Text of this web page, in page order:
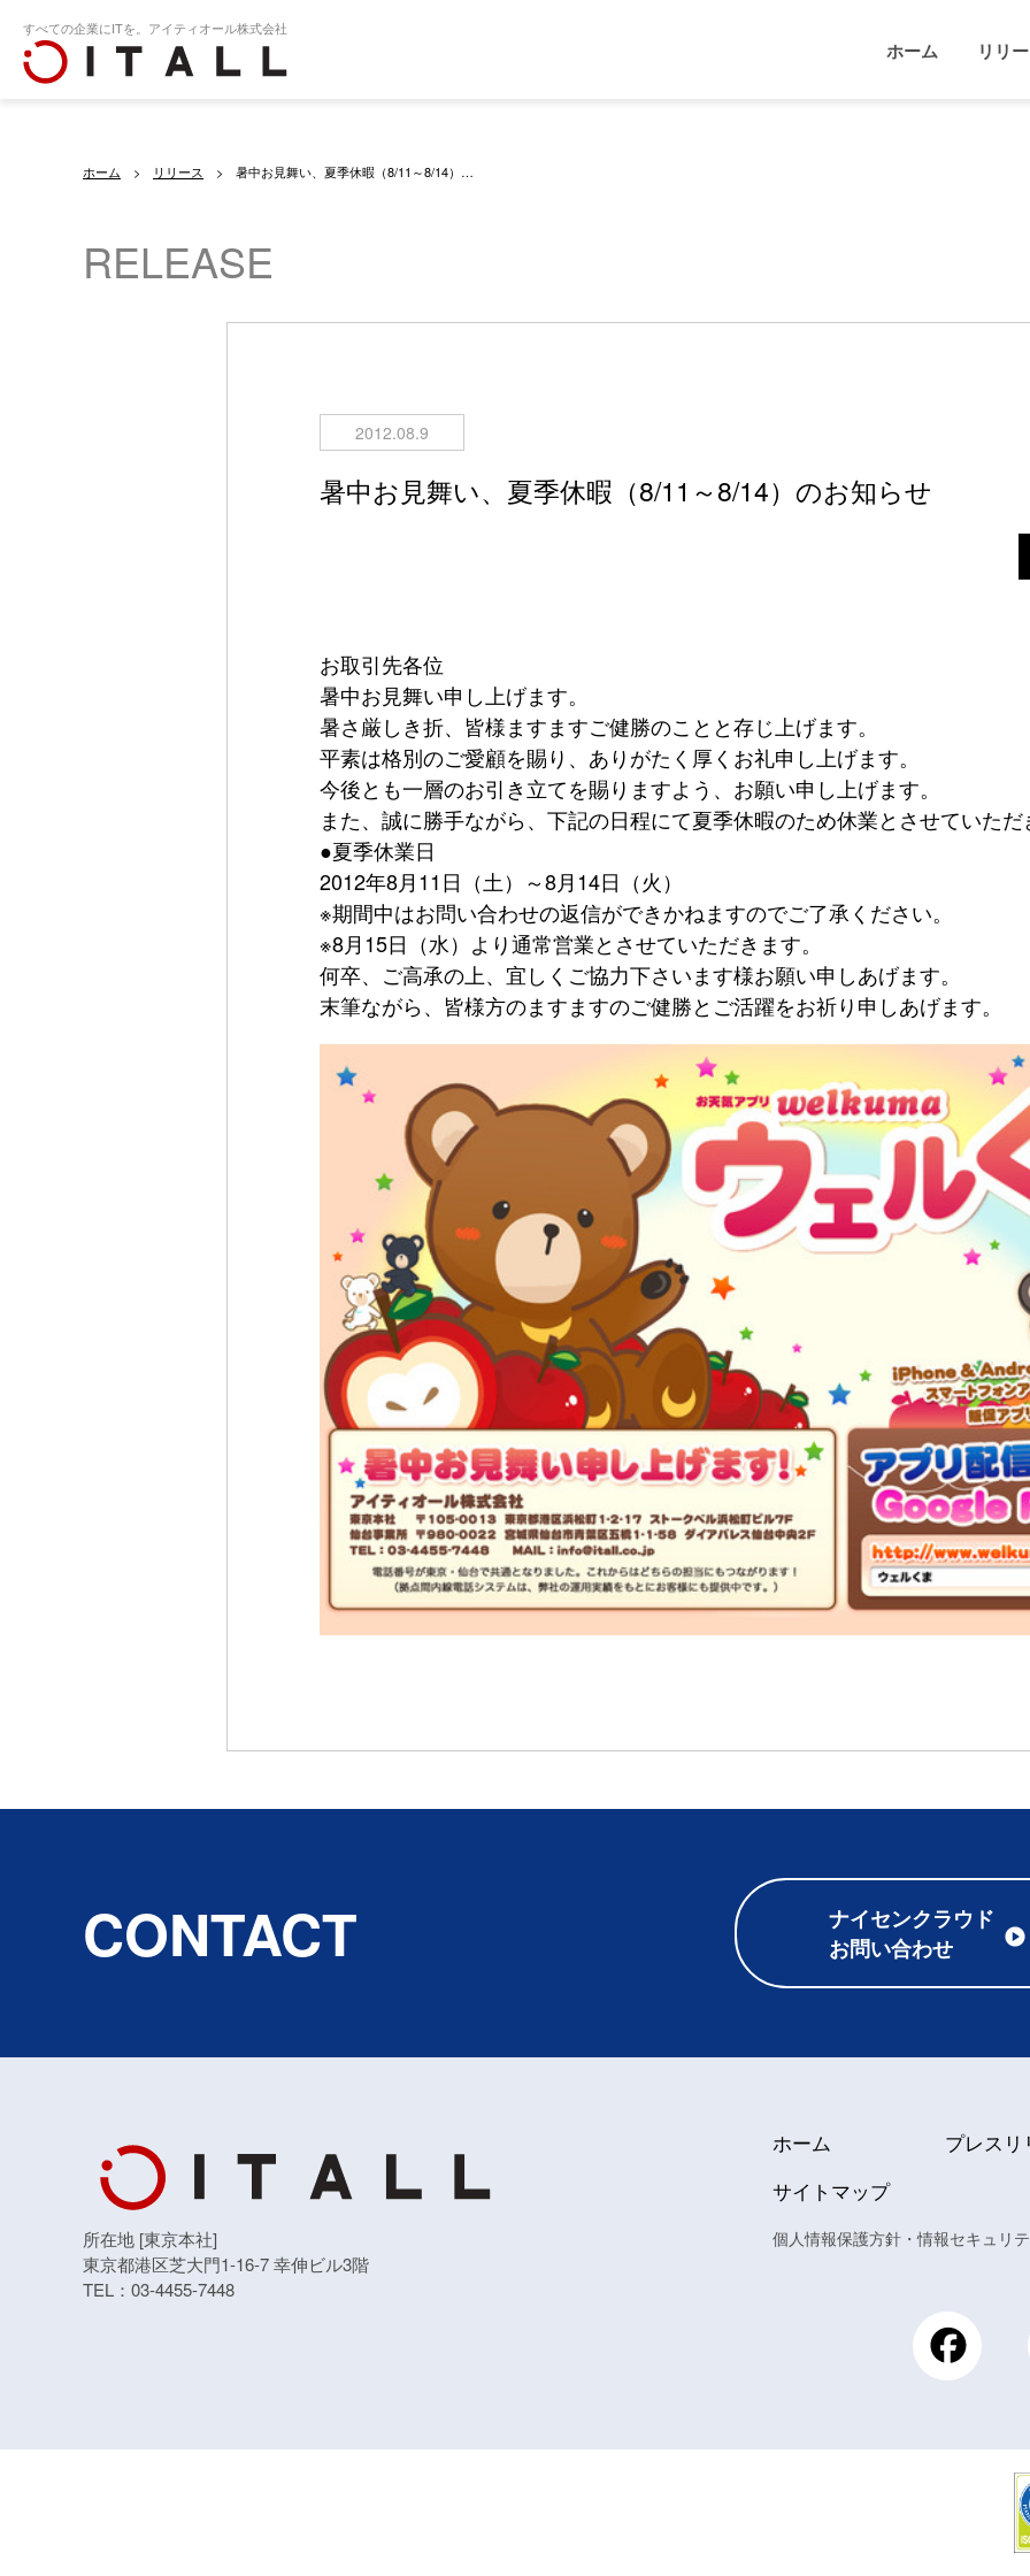
すべての企業にITを。アイティオール株式会社
ホーム リリ
ホーム リリース 暑中お見舞い、夏季休暇（8/11～8/14）…
RELEASE
2012.08.9
暑中お見舞い、夏季休暇（8/11～8/14）のお知らせ
お取引先各位
暑中お見舞い申し上げます。
暑さ厳しき折、皆様ますますご健勝のことと存じ上げます。
平素は格別のご愛顧を賜り、ありがたく厚くお礼申し上げます。
今後とも一層のお引き立てを賜りますよう、お願い申し上げます。
また、誠に勝手ながら、下記の日程にて夏季休暇のため休業とさせていた
●夏季休業日
2012年8月11日（土）～8月14日（火）
※期間中はお問い合わせの返信ができかねますのでご了承ください。
※8月15日（水）より通常営業とさせていただきます。
何卒、ご高承の上、宜しくご協力下さいます様お願い申しあげます。
末筆ながら、皆様方のますますのご健勝とご活躍をお祈り申しあげます。
CONTACT
ナイセンクラウド
お問い合わせ
所在地 [東京本社]
東京都港区芝大門1-16-7 幸伸ビル3階
TEL：03-4455-7448
ホーム
プレスリ
サイトマップ
個人情報保護方針・情報セキュリ